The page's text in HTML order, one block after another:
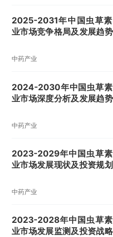
2025-2031年中国虫草
业市场竞争格局及发展趋势
中药产业
2024-2030年中国虫草
业市场深度分析及发展趋势
中药产业
2023-2029年中国虫草
业市场发展现状及投资规划
中药产业
2023-2028年中国虫草
业市场发展监测及投资战略